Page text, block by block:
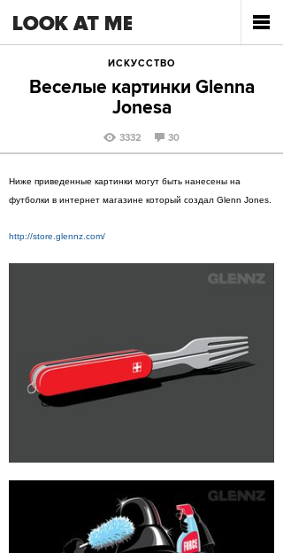
ИСКУССТВО
Веселые картинки Glenna
Jonesa
3332 30
Ниже приведенные картинки могут быть нанесены на
футболки в интернет магазине который создал Glenn Jones.
http://store.glennz.com/